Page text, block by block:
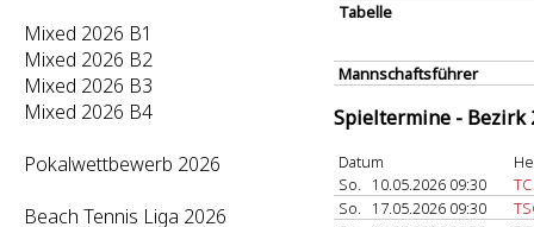
Mixed 2026 B1
Mixed 2026 B2
Mixed 2026 B3
Mixed 2026 B4
Pokalwettbewerb 2026
Beach Tennis Liga 2026
Tabelle
Mannschaftsführer
Spieltermine - Bezirk
Datum
So.
10.05.2026 09:30
So.
17.05.2026 09:30